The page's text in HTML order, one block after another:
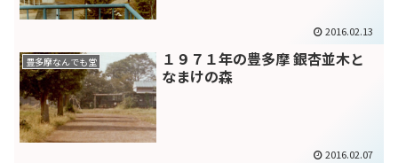
2016.02.13
豊多摩なんでも堂
１９７１年の豊多摩 銀杏並木と
なまけの森
2016.02.07